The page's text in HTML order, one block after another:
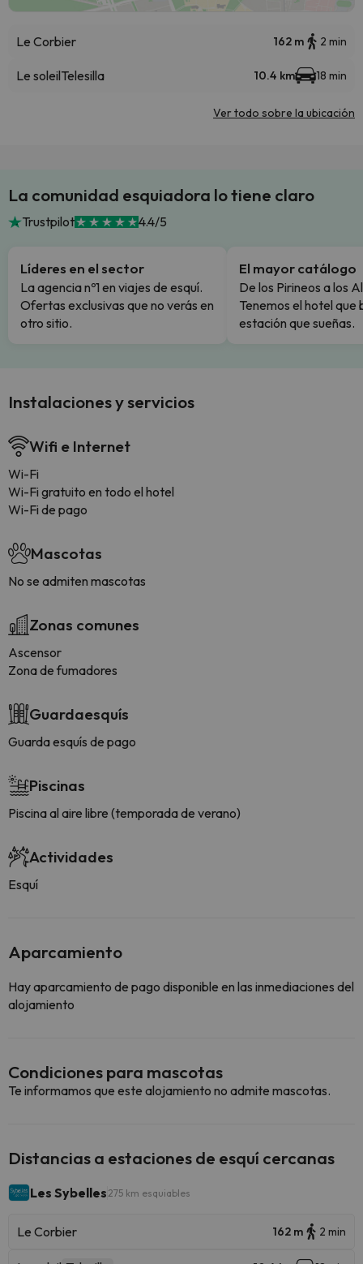
Le Corbier 162 m 2 min
Le soleilTelesilla 10.4 km 18 min
Ver todo sobre la ubicación
La comunidad esquiadora lo tiene claro
Trustpilot 4.4/5
Líderes en el sector
La agencia nº1 en viajes de esquí.
Ofertas exclusivas que no verás en
otro sitio.
El mayor catálogo
De los Pirineos a los
Tenemos el hotel que
estación que sueñas.
Instalaciones y servicios
Wifi e Internet
Wi-Fi
Wi-Fi gratuito en todo el hotel
Wi-Fi de pago
Mascotas
No se admiten mascotas
Zonas comunes
Ascensor
Zona de fumadores
Guardaesquís
Guarda esquís de pago
Piscinas
Piscina al aire libre (temporada de verano)
Actividades
Esquí
Aparcamiento
Hay aparcamiento de pago disponible en las inmediaciones del
alojamiento
Condiciones para mascotas
Te informamos que este alojamiento no admite mascotas.
Distancias a estaciones de esquí cercanas
Les Sybelles 275 km esquiables
Le Corbier 162 m 2 min